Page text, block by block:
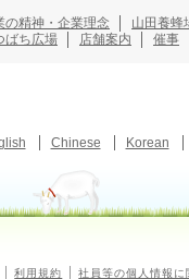
の精神・企業理念
山田養蜂
ばち広場 店舗案内 催事
Chinese Korean
利用規約 社員等の個人情報